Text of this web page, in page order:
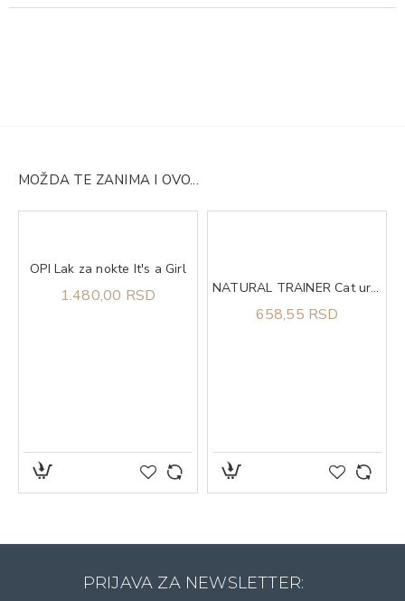
MOŽDA TE ZANIMA I OVO...
OPI Lak za nokte It's a Girl
1.480,00 RSD NATURAL TRAINER Cat urinary piletina za odrasle mačke 300g
658,55 RSD
PRIJAVA ZA NEWSLETTER: